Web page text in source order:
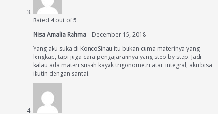
Rated 4out of 5
Nisa Amalia Rahma– December 15, 2018
Yang aku suka di KoncoSinau itu bukan cuma materinya yang
lengkap, tapi juga cara pengajarannya yang step by step. Jadi
kalau ada materi susah kayak trigonometri atau integral, aku bisa
ikutin dengan santai.